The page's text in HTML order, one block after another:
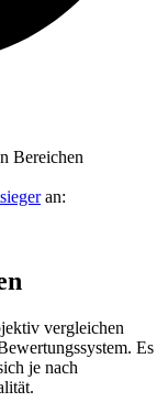
Bereichen
an:
vergleichen
Es
je nach